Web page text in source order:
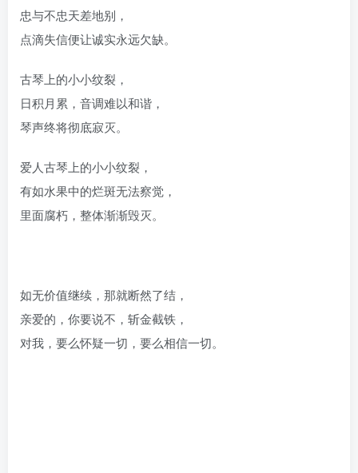
忠与不忠天差地别，
点滴失信便让诚实永远欠缺。
古琴上的小小纹裂，
日积月累，音调难以和谐，
琴声终将彻底寂灭。
爱人古琴上的小小纹裂，
有如水果中的烂斑无法察觉，
里面腐朽，整体渐渐毁灭。
如无价值继续，那就断然了结，
亲爱的，你要说不，斩金截铁，
对我，要么怀疑一切，要么相信一切。